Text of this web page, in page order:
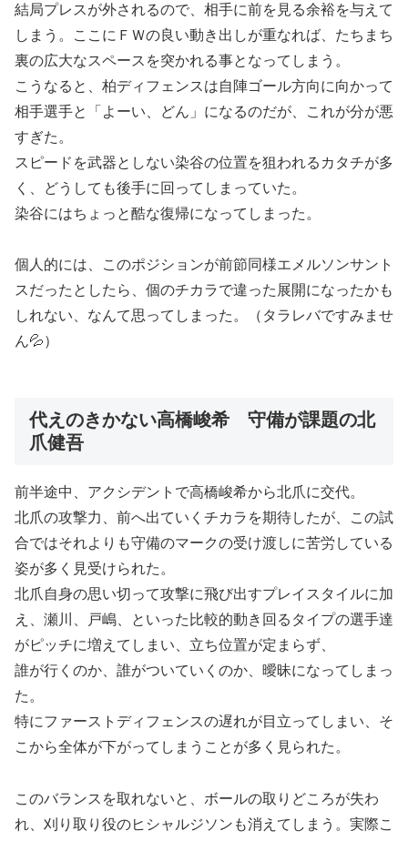
結局プレスが外されるので、相手に前を見る余裕を与えて
しまう。ここにＦＷの良い動き出しが重なれば、たちまち
裏の広大なスペースを突かれる事となってしまう。
こうなると、柏ディフェンスは自陣ゴール方向に向かって
相手選手と「よーい、どん」になるのだが、これが分が悪
すぎた。
スピードを武器としない染谷の位置を狙われるカタチが多
く、どうしても後手に回ってしまっていた。
染谷にはちょっと酷な復帰になってしまった。
個人的には、このポジションが前節同様エメルソンサント
スだったとしたら、個のチカラで違った展開になったかも
しれない、なんて思ってしまった。（タラレバですみませ
ん💦）
代えのきかない高橋峻希 守備が課題の北
爪健吾
前半途中、アクシデントで高橋峻希から北爪に交代。
北爪の攻撃力、前へ出ていくチカラを期待したが、この試
合ではそれよりも守備のマークの受け渡しに苦労している
姿が多く見受けられた。
北爪自身の思い切って攻撃に飛び出すプレイスタイルに加
え、瀬川、戸嶋、といった比較的動き回るタイプの選手達
がピッチに増えてしまい、立ち位置が定まらず、
誰が行くのか、誰がついていくのか、曖昧になってしまっ
た。
特にファーストディフェンスの遅れが目立ってしまい、そ
こから全体が下がってしまうことが多く見られた。
このバランスを取れないと、ボールの取りどころが失わ
れ、刈り取り役のヒシャルジソンも消えてしまう。実際こ